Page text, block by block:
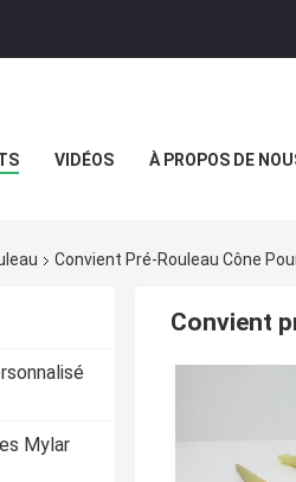
VIDÉOS À PROPOS DE
Convient Pré-Rouleau Cône
Mylar
Convient